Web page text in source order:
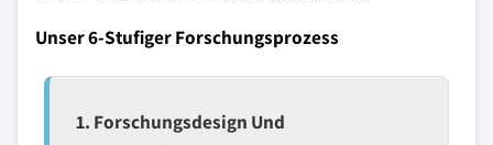
Unser 6-Stufiger Forschungsprozess
1. Forschungsdesign Und